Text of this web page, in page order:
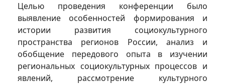
Целью проведения конференции было
выявление особенностей формирования и
истории развития социокультурного
пространства регионов России, анализ и
обобщение передового опыта в изучении
региональных социокультурных процессов и
явлений, рассмотрение культурного